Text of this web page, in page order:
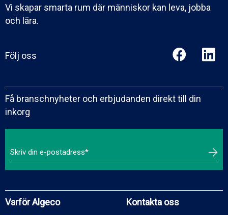
Vi skapar smarta rum där människor kan leva, jobba
och lära.
Följ oss
Få branschnyheter och erbjudanden direkt till din
inkorg
Varför Algeco Kontakta oss